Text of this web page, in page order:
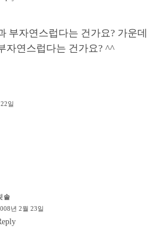
부자연스럽다는 건가요? 가운데
자연스럽다는 건가요? ^^
일
솔
년 2월 23일